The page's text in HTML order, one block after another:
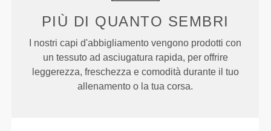
PIÙ DI QUANTO SEMBRI
I nostri capi d'abbigliamento vengono prodotti con
un tessuto ad asciugatura rapida, per offrire
leggerezza, freschezza e comodità durante il tuo
allenamento o la tua corsa.